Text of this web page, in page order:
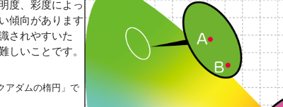
度、彩度によっ
傾向があります
されやすいた
しいことです。
アダムの楕円」で